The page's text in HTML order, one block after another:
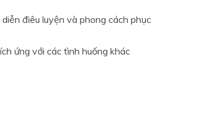
điêu luyện và phong cách phục
ứng với các tình huống khác